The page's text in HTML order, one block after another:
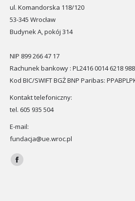
ul. Komandorska 118/120
53-345 Wrocław
Budynek A, pokój 314
NIP 899 266 47 17
Rachunek bankowy : PL2416 0014 6218
Kod BIC/SWIFT BGŻ BNP Paribas:
Kontakt telefoniczny:
tel. 605 935 504
E-mail:
fundacja@ue.wroc.pl
Znajdź nas na:
Facebook